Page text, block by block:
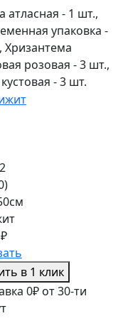
атласная - 1 шт.,
упаковка -
Хризантема
розовая - 3 шт.,
- 3 шт.
₽
в 1 клик
0₽ от 30-ти